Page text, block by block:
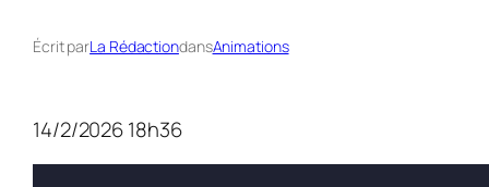
Écrit parLa RédactiondansAnimations
14/2/2026 18h36